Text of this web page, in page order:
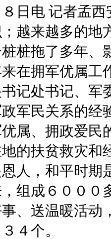
日电 记者孟
越来越多的地
桩拖了多年、
在拥军优属工
记处书记、军
军民关系的经
属、拥政爱民
的扶贫救灾和
人，和平时
组成６００
、送温暖活动
４个。